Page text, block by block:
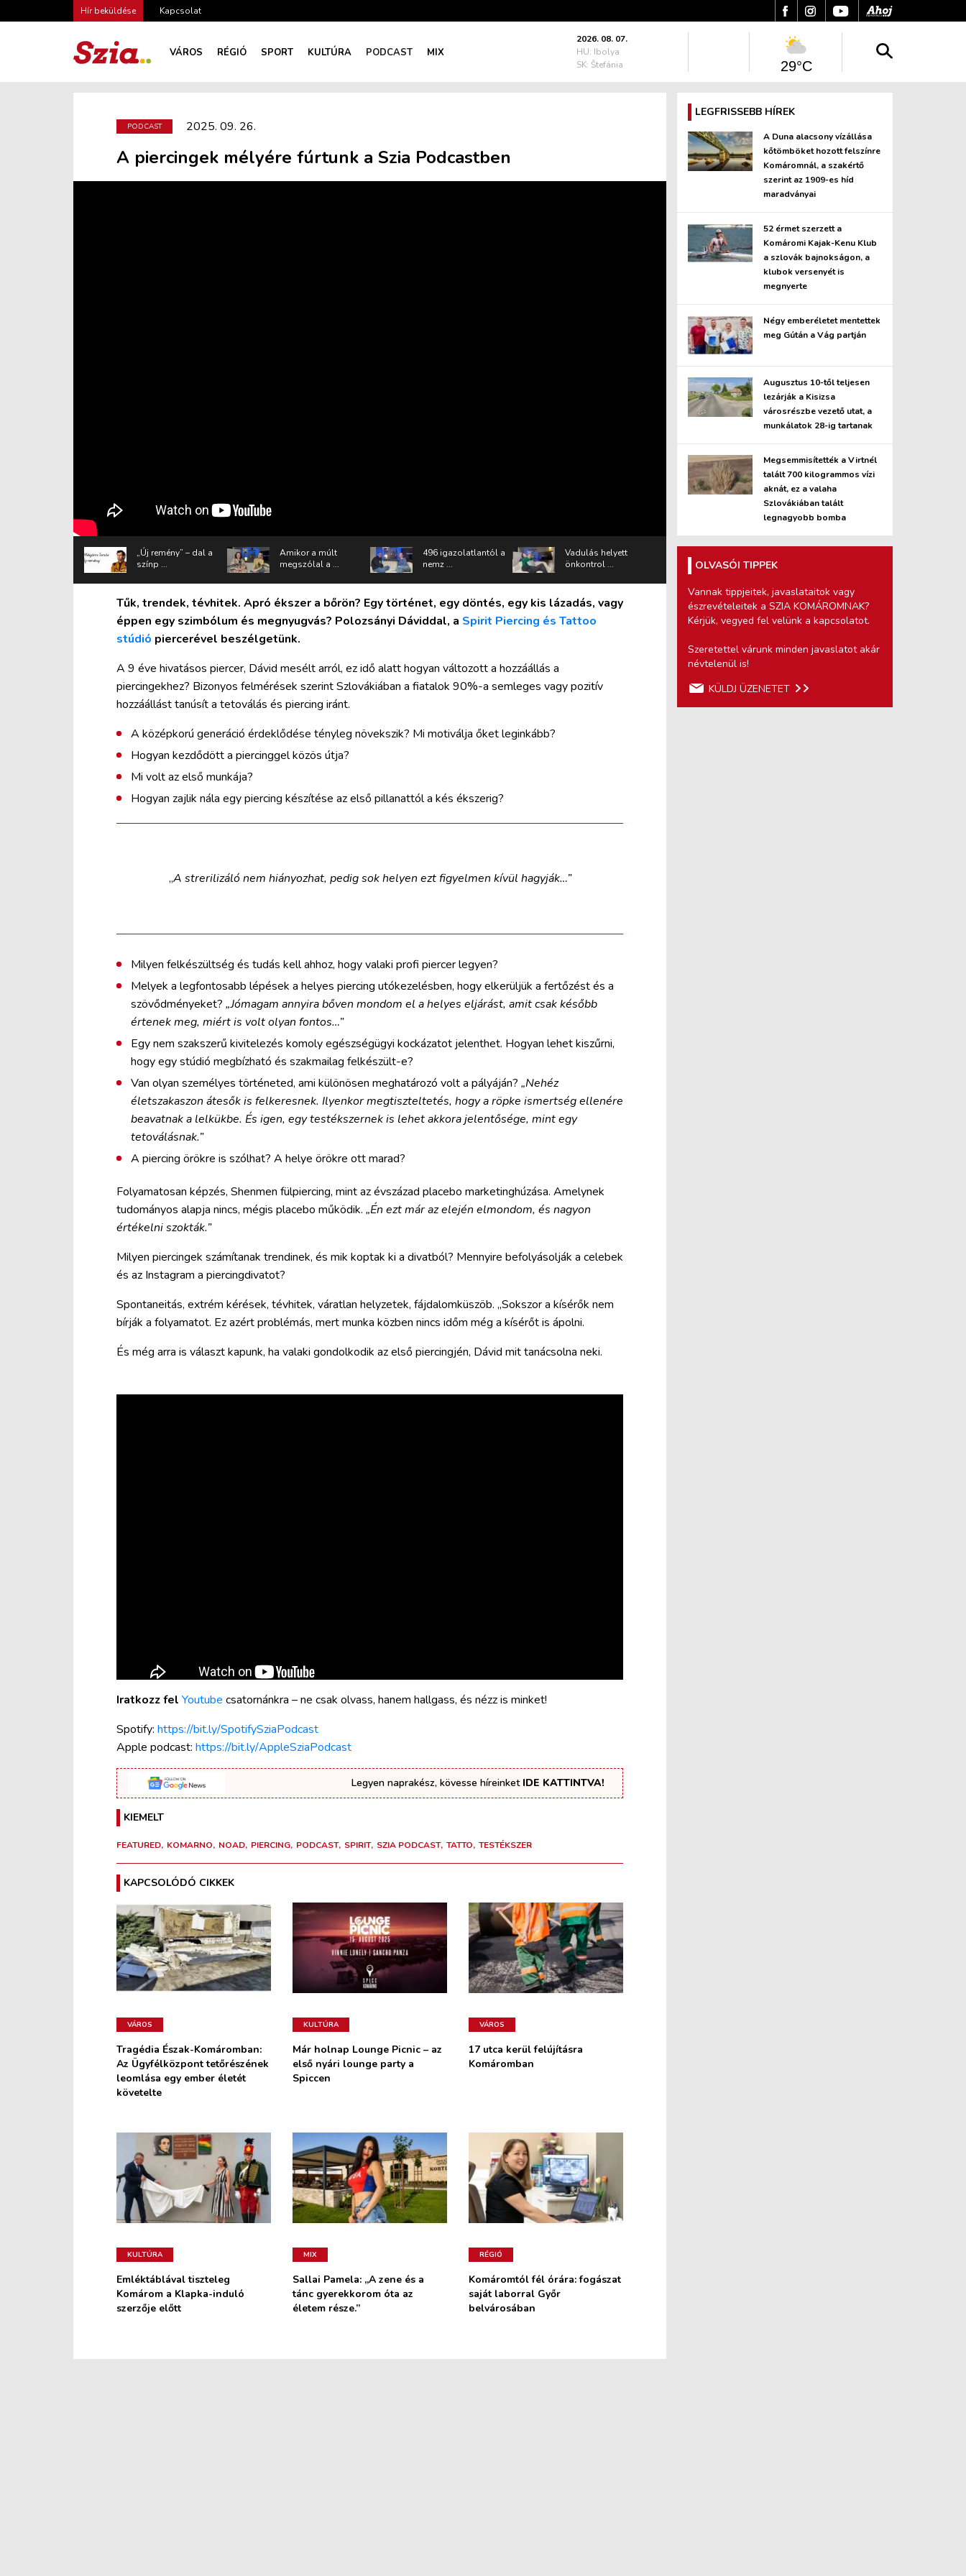
Hír beküldése Kapcsolat
VÁROS RÉGIÓ SPORT KULTÚRA PODCAST MIX
2026. 08. 07.
HU: Ibolya
SK: Štefánia
29°C
PODCAST 2025. 09. 26.
A piercingek mélyére fúrtunk a Szia Podcastben
„Új remény” – dal a
színp ...
Amikor a múlt
megszólal a ...
496 igazolatlantól a
nemz ...
Vadulás helyett
önkontrol ...
Tűk, trendek, tévhitek. Apró ékszer a bőrön? Egy történet, egy döntés, egy kis lázadás, vagy
éppen egy szimbólum és megnyugvás? Polozsányi Dáviddal, a Spirit Piercing és Tattoo
stúdió piercerével beszélgetünk.
A 9 éve hivatásos piercer, Dávid mesélt arról, ez idő alatt hogyan változott a hozzáállás a
piercingekhez? Bizonyos felmérések szerint Szlovákiában a fiatalok 90%-a semleges vagy pozitív
hozzáállást tanúsít a tetoválás és piercing iránt.
A középkorú generáció érdeklődése tényleg növekszik? Mi motiválja őket leginkább?
Hogyan kezdődött a piercinggel közös útja?
Mi volt az első munkája?
Hogyan zajlik nála egy piercing készítése az első pillanattól a kés ékszerig?
„A strerilizáló nem hiányozhat, pedig sok helyen ezt figyelmen kívül hagyják…”
Milyen felkészültség és tudás kell ahhoz, hogy valaki profi piercer legyen?
Melyek a legfontosabb lépések a helyes piercing utókezelésben, hogy elkerüljük a fertőzést és a
szövődményeket? „Jómagam annyira bőven mondom el a helyes eljárást, amit csak később
értenek meg, miért is volt olyan fontos…”
Egy nem szakszerű kivitelezés komoly egészségügyi kockázatot jelenthet. Hogyan lehet kiszűrni,
hogy egy stúdió megbízható és szakmailag felkészült-e?
Van olyan személyes történeted, ami különösen meghatározó volt a pályáján? „Nehéz
életszakaszon átesők is felkeresnek. Ilyenkor megtiszteltetés, hogy a röpke ismertség ellenére
beavatnak a lelkükbe. És igen, egy testékszernek is lehet akkora jelentősége, mint egy
tetoválásnak.”
A piercing örökre is szólhat? A helye örökre ott marad?
Folyamatosan képzés, Shenmen fülpiercing, mint az évszázad placebo marketinghúzása. Amelynek
tudományos alapja nincs, mégis placebo működik. „Én ezt már az elején elmondom, és nagyon
értékelni szokták.”
Milyen piercingek számítanak trendinek, és mik koptak ki a divatból? Mennyire befolyásolják a celebek
és az Instagram a piercingdivatot?
Spontaneitás, extrém kérések, tévhitek, váratlan helyzetek, fájdalomküszöb. „Sokszor a kísérők nem
bírják a folyamatot. Ez azért problémás, mert munka közben nincs időm még a kísérőt is ápolni.
És még arra is választ kapunk, ha valaki gondolkodik az első piercingjén, Dávid mit tanácsolna neki.
Iratkozz fel Youtube csatornánkra – ne csak olvass, hanem hallgass, és nézz is minket!
Spotify: https://bit.ly/SpotifySziaPodcast
Apple podcast⁠: https://bit.ly/AppleSziaPodcast
Legyen naprakész, kövesse híreinket IDE KATTINTVA!
KIEMELT
FEATURED KOMARNO NOAD PIERCING PODCAST SPIRIT SZIA PODCAST TATTO TESTÉKSZER
KAPCSOLÓDÓ CIKKEK
VÁROS
Tragédia Észak-Komáromban:
Az Ügyfélközpont tetőrészének
leomlása egy ember életét
követelte
KULTÚRA
Már holnap Lounge Picnic – az
első nyári lounge party a
Spiccen
VÁROS
17 utca kerül felújításra
Komáromban
KULTÚRA
Emléktáblával tiszteleg
Komárom a Klapka-induló
szerzője előtt
MIX
Sallai Pamela: „A zene és a
tánc gyerekkorom óta az
életem része.”
RÉGIÓ
Komáromtól fél órára: fogászat
saját laborral Győr
belvárosában
LEGFRISSEBB HÍREK
A Duna alacsony vízállása
kőtömböket hozott felszínre
Komáromnál, a szakértő
szerint az 1909-es híd
maradványai
52 érmet szerzett a
Komáromi Kajak-Kenu Klub
a szlovák bajnokságon, a
klubok versenyét is
megnyerte
Négy emberéletet mentettek
meg Gútán a Vág partján
Augusztus 10-től teljesen
lezárják a Kisizsa
városrészbe vezető utat, a
munkálatok 28-ig tartanak
Megsemmisítették a Virtnél
talált 700 kilogrammos vízi
aknát, ez a valaha
Szlovákiában talált
legnagyobb bomba
OLVASÓI TIPPEK
Vannak tippjeitek, javaslataitok vagy
észrevételeitek a SZIA KOMÁROMNAK?
Kérjük, vegyed fel velünk a kapcsolatot.
Szeretettel várunk minden javaslatot akár
névtelenül is!
KÜLDJ ÜZENETET